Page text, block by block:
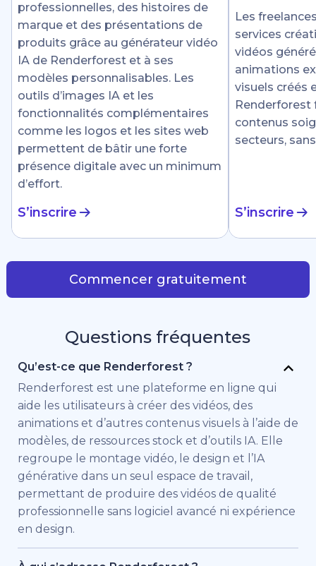
professionnelles, des histoires de
marque et des présentations de
produits grâce au générateur vidéo
IA de Renderforest et à ses
modèles personnalisables. Les
outils d’images IA et les
fonctionnalités complémentaires
comme les logos et les sites web
permettent de bâtir une forte
présence digitale avec un minimum
d’effort.
S’inscrire
Les
services
vidéos
animations
visuels créés
Renderforest
contenus
secteurs,
S’inscrire
Commencer gratuitement
Questions fréquentes
Qu’est-ce que Renderforest ?
Renderforest est une plateforme en ligne qui
aide les utilisateurs à créer des vidéos, des
animations et d’autres contenus visuels à l’aide de
modèles, de ressources stock et d’outils IA. Elle
regroupe le montage vidéo, le design et l’IA
générative dans un seul espace de travail,
permettant de produire des vidéos de qualité
professionnelle sans logiciel avancé ni expérience
en design.